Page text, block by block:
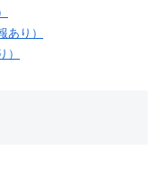
り）